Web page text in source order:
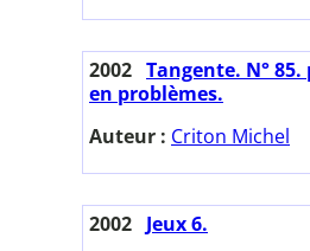
2002 Tangente. N° 85.
en problèmes.
Auteur : Criton Michel
2002 Jeux 6.